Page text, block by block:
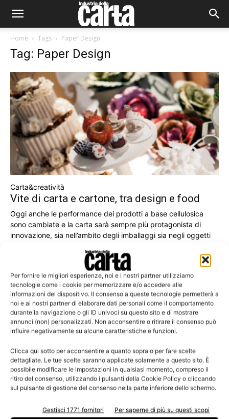
Per fornire le migliori esperienze, noi e i nostri partner utilizziamo
tecnologie come i cookie per memorizzare e/o accedere alle
informazioni del dispositivo. Il consenso a queste tecnologie permetterà a
noi e ai nostri partner di elaborare dati personali come il comportamento
durante la navigazione o gli ID univoci su questo sito e di mostrare
annunci (non) personalizzati. Non acconsentire o ritirare il consenso può
influire negativamente su alcune caratteristiche e funzioni.
Clicca qui sotto per acconsentire a quanto sopra o per fare scelte
dettagliate. Le tue scelte saranno applicate solamente a questo sito. È
possibile modificare le impostazioni in qualsiasi momento, compreso il
ritiro del consenso, utilizzando i pulsanti della Cookie Policy o cliccando
sul pulsante di gestione del consenso nella parte inferiore dello schermo.
Gestisci 1771 fornitori Per saperne di più su questi scopi
Home Tags Paper Design
Tag: Paper Design
Carta&creatività
Vite di carta e cartone, tra design e food
Oggi anche le performance dei prodotti a base cellulosica
sono cambiate e la carta sarà sempre più protagonista di
innovazione, sia nell’ambito degli imballaggi sia negli oggetti
Leggi la rivista
n.3 - Giugno 2026 n.2 - Aprile 2026 n.1 - Marzo 2026